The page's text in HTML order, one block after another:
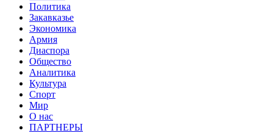
Политика
Закавказье
Экономика
Армия
Диаспора
Общество
Аналитика
Культура
Спорт
Мир
О нас
ПАРТНЕРЫ